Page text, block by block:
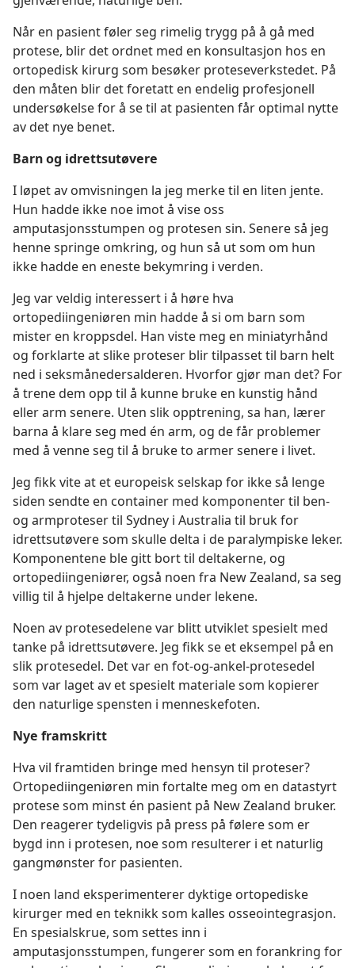
Når en pasient føler seg rimelig trygg på å gå med
protese, blir det ordnet med en konsultasjon hos en
ortopedisk kirurg som besøker proteseverkstedet. På
den måten blir det foretatt en endelig profesjonell
undersøkelse for å se til at pasienten får optimal nytte
av det nye benet.
Barn og idrettsutøvere
I løpet av omvisningen la jeg merke til en liten jente.
Hun hadde ikke noe imot å vise oss
amputasjonsstumpen og protesen sin. Senere så jeg
henne springe omkring, og hun så ut som om hun
ikke hadde en eneste bekymring i verden.
Jeg var veldig interessert i å høre hva
ortopediingeniøren min hadde å si om barn som
mister en kroppsdel. Han viste meg en miniatyrhånd
og forklarte at slike proteser blir tilpasset til barn helt
ned i seksmånedersalderen. Hvorfor gjør man det? For
å trene dem opp til å kunne bruke en kunstig hånd
eller arm senere. Uten slik opptrening, sa han, lærer
barna å klare seg med én arm, og de får problemer
med å venne seg til å bruke to armer senere i livet.
Jeg fikk vite at et europeisk selskap for ikke så lenge
siden sendte en container med komponenter til ben-
og armproteser til Sydney i Australia til bruk for
idrettsutøvere som skulle delta i de paralympiske leker.
Komponentene ble gitt bort til deltakerne, og
ortopediingeniører, også noen fra New Zealand, sa seg
villig til å hjelpe deltakerne under lekene.
Noen av protesedelene var blitt utviklet spesielt med
tanke på idrettsutøvere. Jeg fikk se et eksempel på en
slik protesedel. Det var en fot-og-ankel-protesedel
som var laget av et spesielt materiale som kopierer
den naturlige spensten i menneskefoten.
Nye framskritt
Hva vil framtiden bringe med hensyn til proteser?
Ortopediingeniøren min fortalte meg om en datastyrt
protese som minst én pasient på New Zealand bruker.
Den reagerer tydeligvis på press på følere som er
bygd inn i protesen, noe som resulterer i et naturlig
gangmønster for pasienten.
I noen land eksperimenterer dyktige ortopediske
kirurger med en teknikk som kalles osseointegrasjon.
En spesialskrue, som settes inn i
amputasjonsstumpen, fungerer som en forankring for